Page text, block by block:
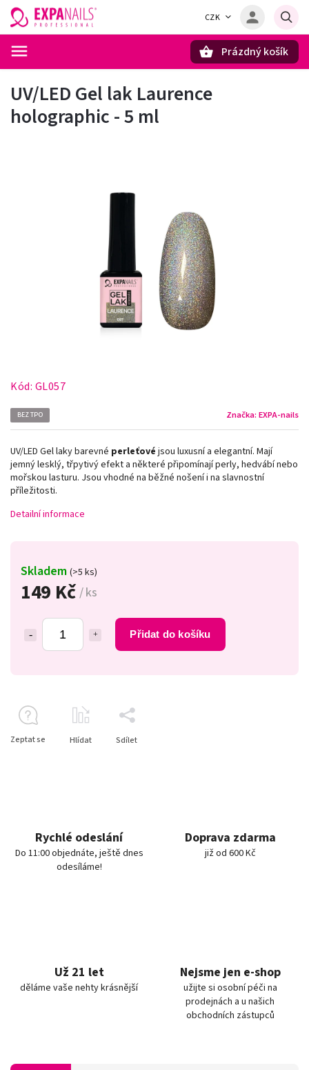
CZK
Prázdný košík
UV/LED Gel lak Laurence
holographic - 5 ml
Kód: GL057
BEZ TPO Značka: EXPA-nails
149 Kč / ks
Přidat do košíku
Skladem (>5 ks)
UV/LED Gel laky barevné perleťové jsou luxusní a elegantní. Mají
jemný lesklý, třpytivý efekt a některé připomínají perly, hedvábí nebo
mořskou lasturu. Jsou vhodné na běžné nošení i na slavnostní
příležitosti.
Detailní informace
Zeptat se Hlídat Sdílet
Rychlé odeslání
Do 11:00 objednáte, ještě dnes
odesíláme!
Doprava zdarma
již od 600 Kč
Už 21 let
děláme vaše nehty krásnější
Nejsme jen e-shop
užijte si osobní péči na
prodejnách a u našich
obchodních zástupců